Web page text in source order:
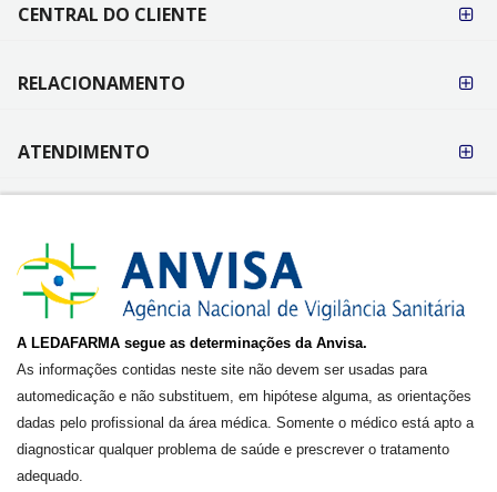
CENTRAL DO CLIENTE
RELACIONAMENTO
ATENDIMENTO
A LEDAFARMA segue as determinações da Anvisa.
As informações contidas neste site não devem ser usadas para
automedicação e não substituem, em hipótese alguma, as orientações
dadas pelo profissional da área médica. Somente o médico está apto a
diagnosticar qualquer problema de saúde e prescrever o tratamento
adequado.